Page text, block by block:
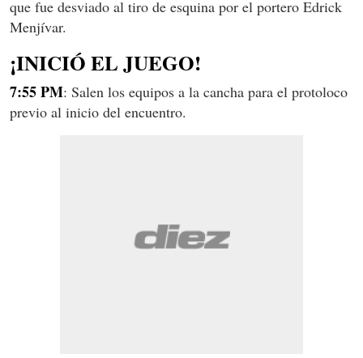
que fue desviado al tiro de esquina por el portero Edrick
Menjívar.
¡INICIÓ EL JUEGO!
7:55 PM: Salen los equipos a la cancha para el protoloco
previo al inicio del encuentro.